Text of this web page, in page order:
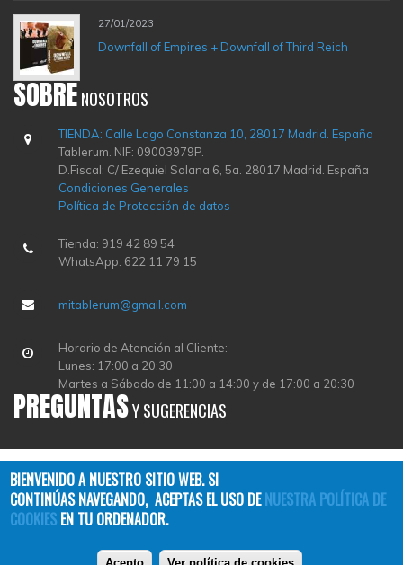
27/01/2023
Downfall of Empires + Downfall of Third Reich
SOBRENOSOTROS
TIENDA: Calle Lago Constanza 10, 28017 Madrid. España
Tablerum. NIF: 09003979P.
D.Fiscal: C/ Ezequiel Solana 6, 5a. 28017 Madrid. España
Condiciones Generales
Política de Protección de datos
Tienda: 919 42 89 54
WhatsApp: 622 11 79 15
mitablerum@gmail.com
Horario de Atención al Cliente:
Lunes: 17:00 a 20:30
Martes a Sábado de 11:00 a 14:00 y de 17:00 a 20:30
PREGUNTASY SUGERENCIAS
BIENVENIDO A NUESTRO SITIO WEB. SI
CONTINÚAS NAVEGANDO, ACEPTAS EL USO DENUESTRA POLÍTICA DE
COOKIES EN TU ORDENADOR.